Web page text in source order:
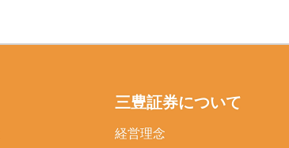
三豊証券について
経営理念